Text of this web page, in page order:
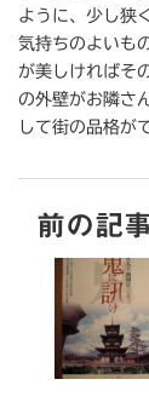
ように、少し狭
気持ちのよいも
が美しければそ
の外壁がお隣さ
して街の品格が
前の記事